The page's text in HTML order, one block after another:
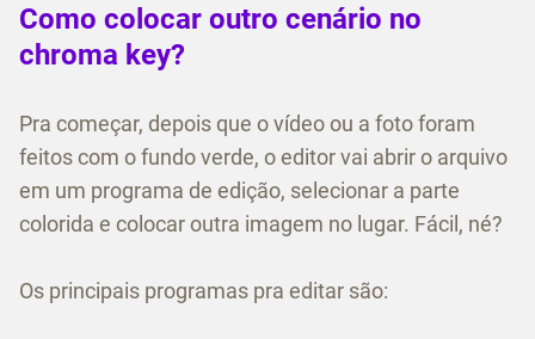
Como colocar outro cenário no
chroma key?
Pra começar, depois que o vídeo ou a foto foram
feitos com o fundo verde, o editor vai abrir o arquivo
em um programa de edição, selecionar a parte
colorida e colocar outra imagem no lugar. Fácil, né?
Os principais programas pra editar são: